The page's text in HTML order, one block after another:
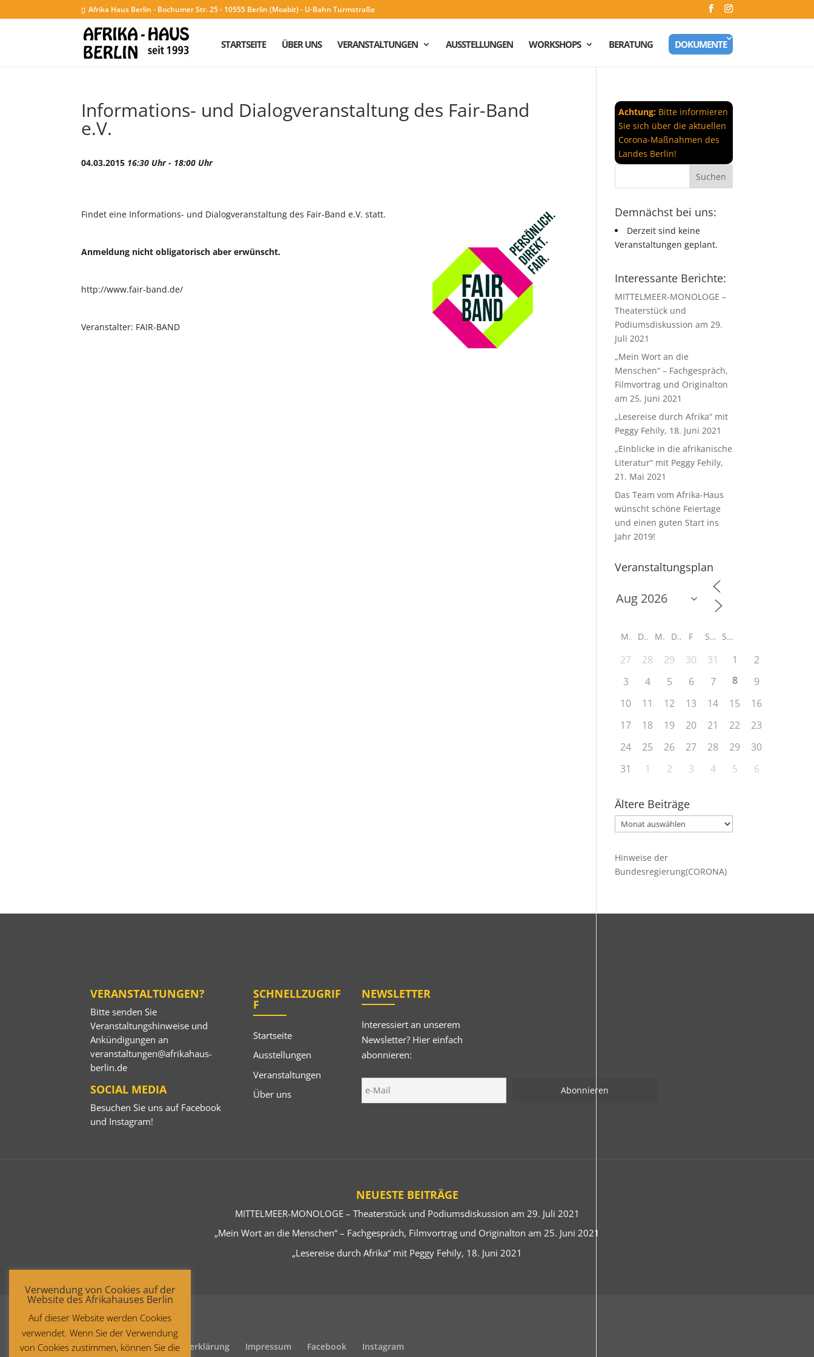
Afrika Haus Berlin - Bochumer Str. 25 - 10555 Berlin (Moabit) - U-Bahn Turmstraße
STARTSEITE ÜBER UNS VERANSTALTUNGEN AUSSTELLUNGEN WORKSHOPS BERATUNG DOKUMENTE
Informations- und Dialogveranstaltung des Fair-Band
e.V.
04.03.2015 16:30 Uhr - 18:00 Uhr
Findet eine Informations- und Dialogveranstaltung des Fair-Band e.V. statt.
Anmeldung nicht obligatorisch aber erwünscht.
http://www.fair-band.de/
Veranstalter: FAIR-BAND
Achtung: Bitte informieren
Sie sich über die aktuellen
Corona-Maßnahmen des
Landes Berlin!
Demnächst bei uns:
Derzeit sind keine
Veranstaltungen geplant.
Interessante Berichte:
MITTELMEER-MONOLOGE –
Theaterstück und
Podiumsdiskussion am 29.
Juli 2021
„Mein Wort an die
Menschen“ – Fachgespräch,
Filmvortrag und Originalton
am 25. Juni 2021
„Lesereise durch Afrika“ mit
Peggy Fehily, 18. Juni 2021
„Einblicke in die afrikanische
Literatur“ mit Peggy Fehily,
21. Mai 2021
Das Team vom Afrika-Haus
wünscht schöne Feiertage
und einen guten Start ins
Jahr 2019!
Veranstaltungsplan
M D M D F S S
27 28 29 30 31 1
2
3
4 5 6 7 8
9
10
11 12 13 14 15
16
17
18 19 20 21 22
23
24
25 26 27 28 29
30
31
1 2 3 4 5 6
Ältere Beiträge
Ältere
Beiträge
Hinweise der
Bundesregierung(CORONA)
VERANSTALTUNGEN?
Bitte senden Sie
Veranstaltungshinweise und
Ankündigungen an
veranstaltungen@afrikahaus-
berlin.de
SOCIAL MEDIA
Besuchen Sie uns auf Facebook
und Instagram!
SCHNELLZUGRIF
F
Startseite
Ausstellungen
Veranstaltungen
Über uns
NEWSLETTER
Interessiert an unserem
Newsletter? Hier einfach
abonnieren:
NEUESTE BEITRÄGE
MITTELMEER-MONOLOGE – Theaterstück und Podiumsdiskussion am 29. Juli 2021
„Mein Wort an die Menschen“ – Fachgespräch, Filmvortrag und Originalton am 25. Juni 2021
„Lesereise durch Afrika“ mit Peggy Fehily, 18. Juni 2021
Startseite Datenschutzerklärung Impressum Facebook Instagram
Verwendung von Cookies auf der
Website des Afrikahauses Berlin
Auf dieser Website werden Cookies
verwendet. Wenn Sie der Verwendung
von Cookies zustimmen, können Sie die